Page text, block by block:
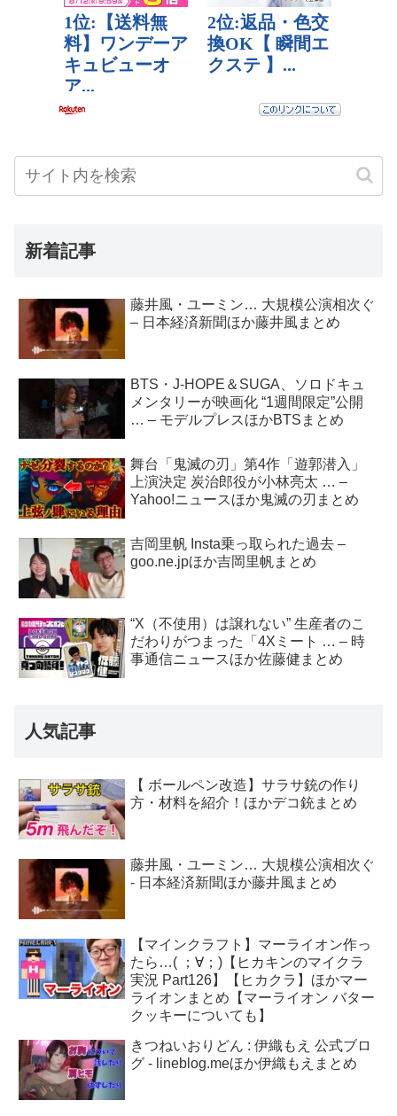
新着記事
藤井風・ユーミン… 大規模公演相次ぐ
– 日本経済新聞ほか藤井風まとめ
BTS・J-HOPE＆SUGA、ソロドキュ
メンタリーが映画化 “1週間限定”公開
… – モデルプレスほかBTSまとめ
舞台「鬼滅の刃」第4作「遊郭潜入」
上演決定 炭治郎役が小林亮太 … –
Yahoo!ニュースほか鬼滅の刃まとめ
吉岡里帆 Insta乗っ取られた過去 –
goo.ne.jpほか吉岡里帆まとめ
“X（不使用）は譲れない” 生産者のこ
だわりがつまった「4Xミート … – 時
事通信ニュースほか佐藤健まとめ
人気記事
【 ボールペン改造】サラサ銃の作り
方・材料を紹介！ほかデコ銃まとめ
藤井風・ユーミン… 大規模公演相次ぐ
- 日本経済新聞ほか藤井風まとめ
【マインクラフト】マーライオン作っ
たら…( ；∀；)【ヒカキンのマイクラ
実況 Part126】【ヒカクラ】ほかマー
ライオンまとめ【マーライオン バター
クッキーについても】
きつねいおりどん : 伊織もえ 公式ブロ
グ - lineblog.meほか伊織もえまとめ